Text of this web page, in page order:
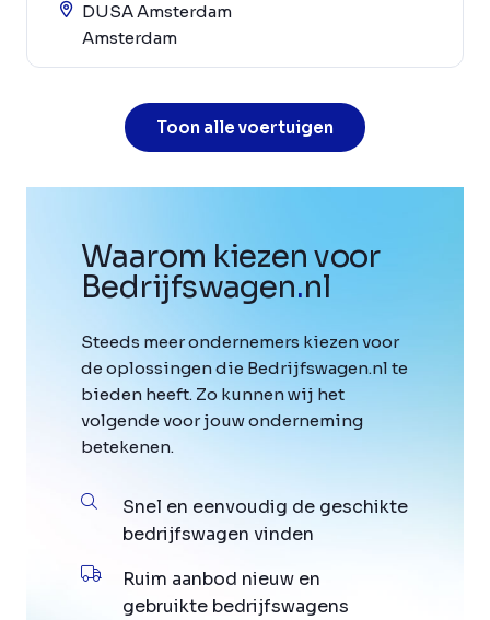
DUSA Amsterdam
Amsterdam
Toon alle voertuigen
Waarom kiezen voor
Bedrijfswagen.nl
Steeds meer ondernemers kiezen voor
de oplossingen die Bedrijfswagen.nl te
bieden heeft. Zo kunnen wij het
volgende voor jouw onderneming
betekenen.
Snel en eenvoudig de geschikte
bedrijfswagen vinden
Ruim aanbod nieuw en
gebruikte bedrijfswagens